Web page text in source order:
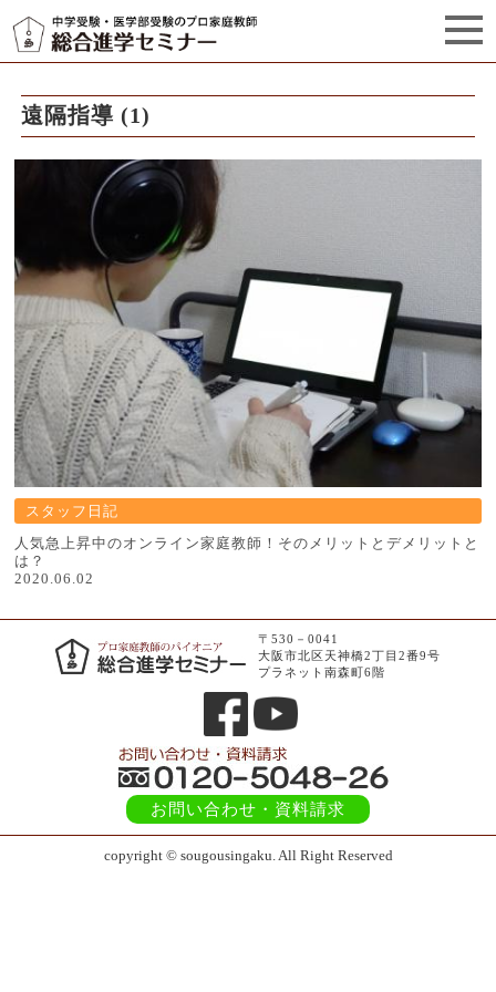
セミナーからのお知らせ（5）
遠隔指導 (1)
スタッフ日記
人気急上昇中のオンライン家庭教師！そのメリットとデメリットと
は？
2020.06.02
〒530－0041
大阪市北区天神橋2丁目2番9号
プラネット南森町6階
お問い合わせ ・資料請求
copyright © sougousingaku. All Right Reserved